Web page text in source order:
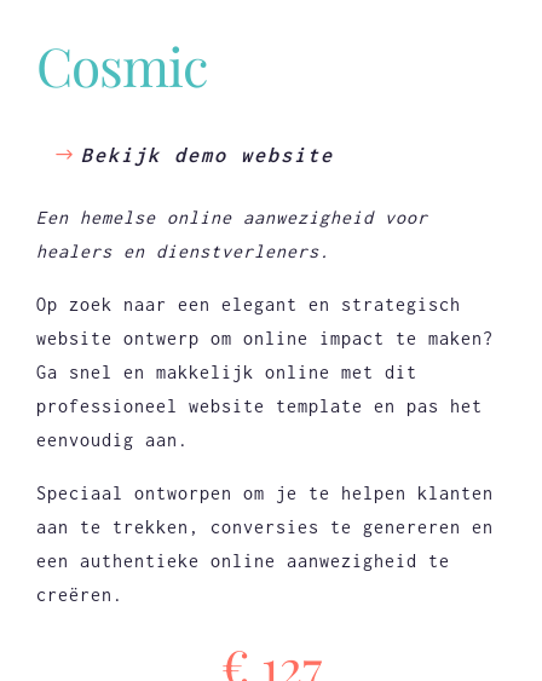
Cosmic
Bekijk demo website
Een hemelse online aanwezigheid voor
healers en dienstverleners.
Op zoek naar een elegant en strategisch
website ontwerp om online impact te maken?
Ga snel en makkelijk online met dit
professioneel website template en pas het
eenvoudig aan.
Speciaal ontworpen om je te helpen klanten
aan te trekken, conversies te genereren en
een authentieke online aanwezigheid te
creëren.
€ 127